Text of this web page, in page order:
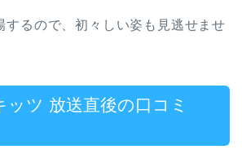
するので、初々しい姿も見逃せませ
ッツ 放送直後の口コミ